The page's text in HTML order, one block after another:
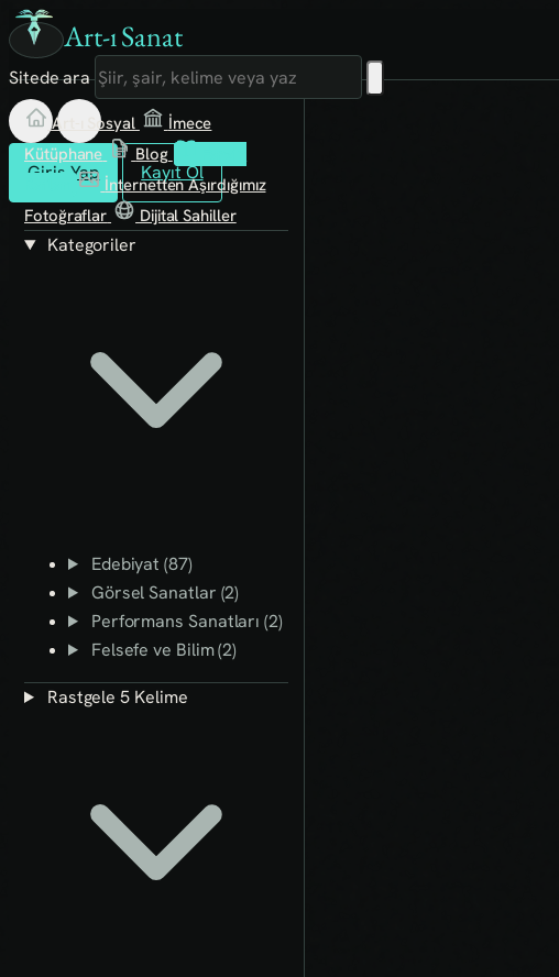
Art-ı Sanat
Sitede ara
Giriş Yap Kayıt Ol
Art-ı Sosyal
İmece
Kütüphane
Blog
İnternetten Aşırdığımız
Fotoğraflar
Dijital Sahiller
Kategoriler
Edebiyat (87)
Görsel Sanatlar (2)
Performans Sanatları (2)
Felsefe ve Bilim (2)
Rastgele 5 Kelime